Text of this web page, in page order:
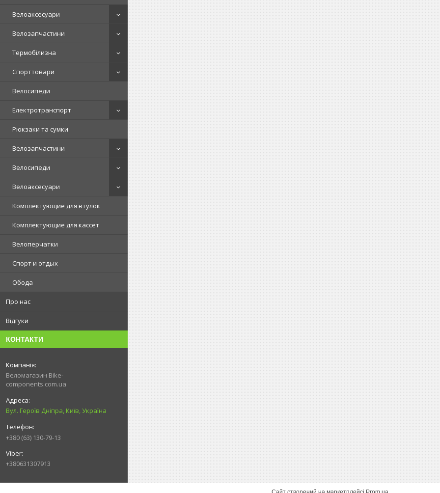
Велоаксесуари
Велозапчастини
Термобілизна
Спорттовари
Велосипеди
Електротранспорт
Рюкзаки та сумки
Велозапчастини
Велосипеди
Велоаксесуари
Комплектующие для втулок
Комплектующие для кассет
Велоперчатки
Спорт и отдых
Обода
Про нас
Відгуки
КОНТАКТИ
Веломагазин Bike-
components.com.ua
Вул. Героїв Дніпра, Київ, Україна
+380 (63) 130-79-13
+380631307913